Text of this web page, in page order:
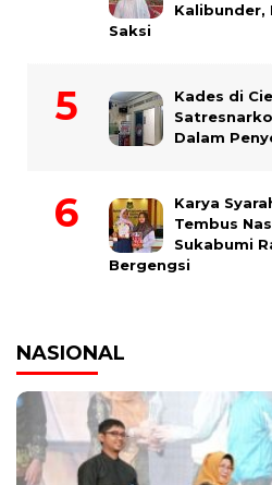
Kalibunder,
Saksi
Kades di
Dalam
Karya
Tembus
Sukabumi
Bergengsi
NASIONAL